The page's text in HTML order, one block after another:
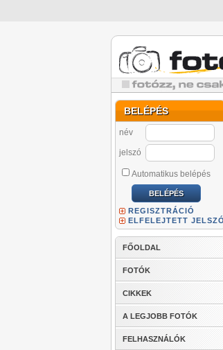
BELÉPÉS
név
jelszó
Automatikus belépés
REGISZTRÁCIÓ
ELFELEJTETT JELSZÓ
FŐOLDAL
FOTÓK
CIKKEK
A LEGJOBB FOTÓK
FELHASZNÁLÓK